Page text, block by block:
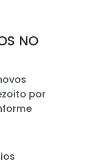
NO
por